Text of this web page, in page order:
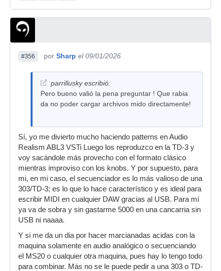
#356 por Sharp el 09/01/2026
parrillusky escribió:
Pero bueno valió la pena preguntar ! Que rabia
da no poder cargar archivos mido directamente!
Sí, yo me divierto mucho haciendo patterns en Audio
Realism ABL3 VSTi Luego los reproduzco en la TD-3 y
voy sacándole más provecho con el formato clásico
mientras improviso con los knobs. Y por supuesto, para
mi, en mi caso, el secuenciador es lo más valioso de una
303/TD-3; es lo que lo hace característico y es ideal para
escribir MIDI en cualquier DAW gracias al USB. Para mí
ya va de sobra y sin gastarme 5000 en una cancarria sin
USB ni naaaa.
Y si me da un dia por hacer marcianadas acidas con la
maquina solamente en audio analógico o secuenciando
el MS20 o cualquier otra maquina, pues hay lo tengo todo
para combinar. Más no se le puede pedir a una 303 o TD-